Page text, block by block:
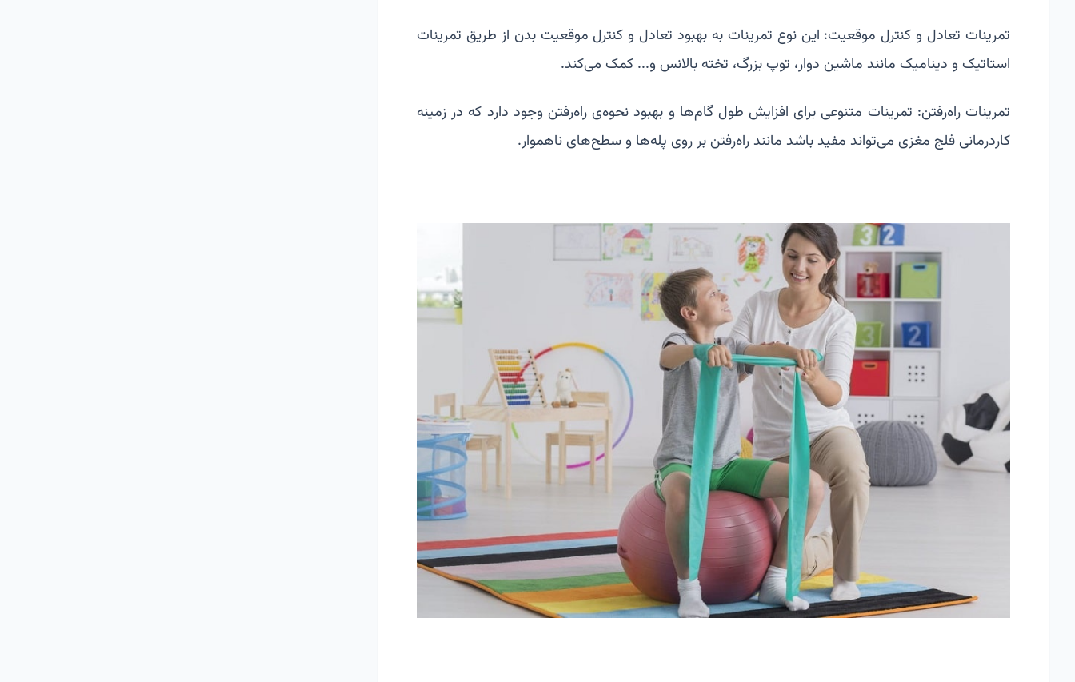
تمرینات تعادل و کنترل موقعیت: این نوع تمرینات به بهبود تعادل و کنترل موقعیت بدن از طریق تمرینات
استاتیک و دینامیک مانند ماشین دوار، توپ بزرگ، تخته بالانس و... کمک می‌کند.
تمرینات راه‌رفتن: تمرینات متنوعی برای افزایش طول گام‌ها و بهبود نحوه‌ی راه‌رفتن وجود دارد که در زمینه
کاردرمانی فلج مغزی می‌تواند مفید باشد مانند راه‌رفتن بر روی پله‌ها و سطح‌های ناهموار.